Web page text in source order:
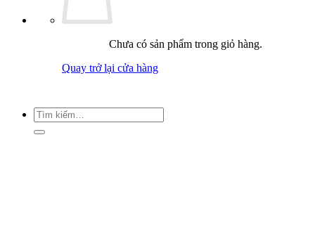
Chưa có sản phẩm trong giỏ hàng.
Quay trở lại cửa hàng
Tìm
kiếm: